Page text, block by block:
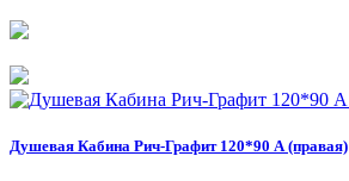
Душевая Кабина Рич-Графит 120*90 А (правая)